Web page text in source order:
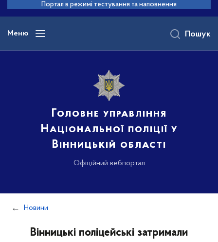
основного
вмісту
Портал в режимі тестування та наповнення
Меню
Головне управління
Національної поліції у
Вінницькій області
Офіційний вебпортал
Пошук
Новини
Вінницькі поліцейські затримали